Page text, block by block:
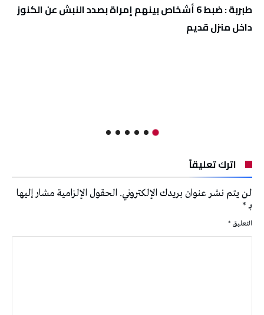
طبربة : ضبط 6 أشخاص بينهم إمراة بصدد النبش عن الكنوز
داخل منزل قديم
اترك تعليقاً
لن يتم نشر عنوان بريدك الإلكتروني. الحقول الإلزامية مشار إليها
بـ*
التعليق *